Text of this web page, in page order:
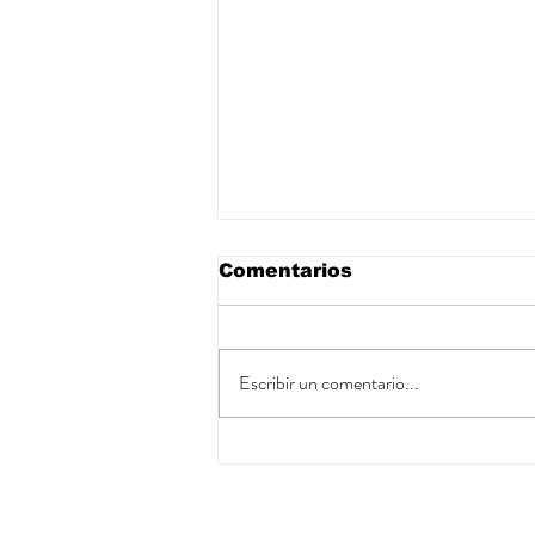
Comentarios
Escribir un comentario...